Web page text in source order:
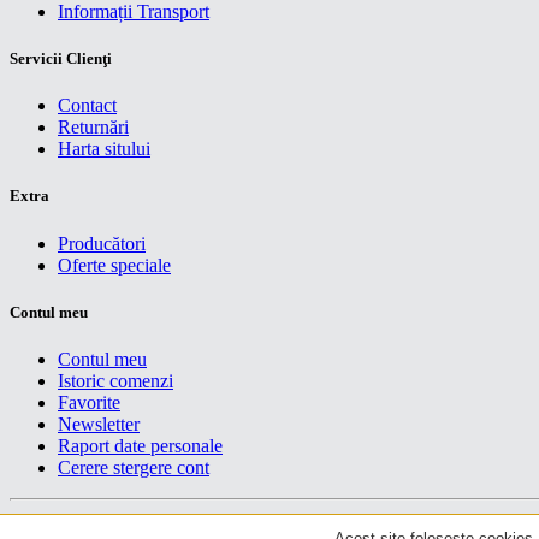
Informații Transport
Servicii Clienţi
Contact
Returnări
Harta sitului
Extra
Producători
Oferte speciale
Contul meu
Contul meu
Istoric comenzi
Favorite
Newsletter
Raport date personale
Cerere stergere cont